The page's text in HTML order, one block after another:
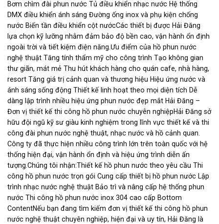
Các
tùy
chọn
có
thể
được
chọn
trên
trang
sản
phẩm
Bơm chìm đài phun nước Tủ điều khiển nhạc nước Hệ thống
DMX điều khiển ánh sáng Đường ống inox và phụ kiện chống
nước Biến tần điều khiển cột nướcCác thiết bị được Hải Đăng
lựa chọn kỹ lưỡng nhằm đảm bảo độ bền cao, vận hành ổn định
ngoài trời và tiết kiệm điện năng.Ưu điểm của hồ phun nước
nghệ thuật Tăng tính thẩm mỹ cho công trình Tạo không gian
thư giãn, mát mẻ Thu hút khách hàng cho quán cafe, nhà hàng,
resort Tăng giá trị cảnh quan và thương hiệu Hiệu ứng nước và
ánh sáng sống động Thiết kế linh hoạt theo mọi diện tích Dễ
dàng lập trình nhiều hiệu ứng phun nước đẹp mắt Hải Đăng –
Đơn vị thiết kế thi công hồ phun nước chuyên nghiệpHải Đăng sở
hữu đội ngũ kỹ sư giàu kinh nghiệm trong lĩnh vực thiết kế và thi
công đài phun nước nghệ thuật, nhạc nước và hồ cảnh quan.
Công ty đã thực hiện nhiều công trình lớn trên toàn quốc với hệ
thống hiện đại, vận hành ổn định và hiệu ứng trình diễn ấn
tượng.Chúng tôi nhận:Thiết kế hồ phun nước theo yêu cầu Thi
công hồ phun nước trọn gói Cung cấp thiết bị hồ phun nước Lập
trình nhạc nước nghệ thuật Bảo trì và nâng cấp hệ thống phun
nước Thi công hồ phun nước inox 304 cao cấp Bottom
ContentNếu bạn đang tìm kiếm đơn vị thiết kế thi công hồ phun
nước nghệ thuật chuyên nghiệp, hiện đại và uy tín, Hải Đăng là